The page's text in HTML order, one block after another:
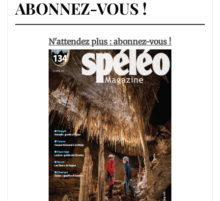
ABONNEZ-VOUS !
N'attendez plus : abonnez-vous !